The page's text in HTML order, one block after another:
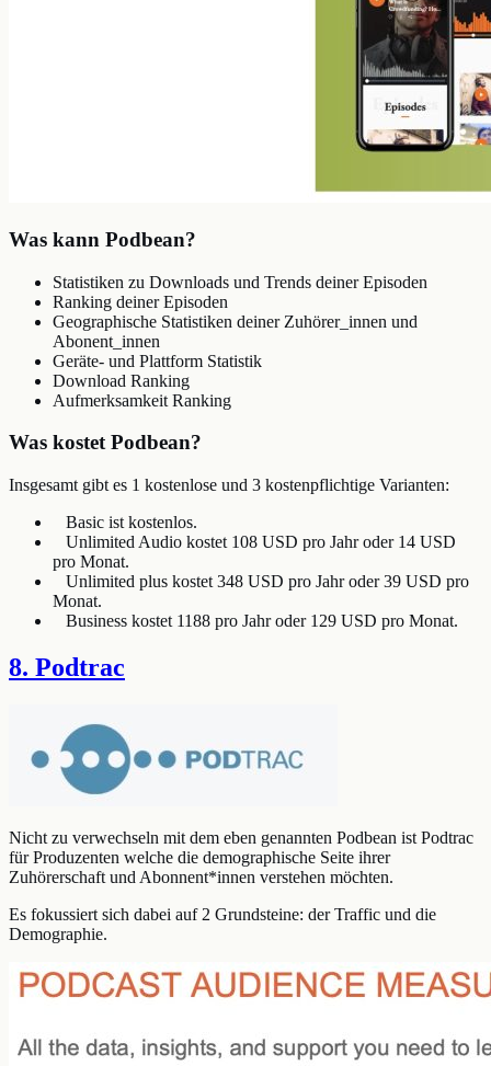
Was kann Podbean?
Statistiken zu Downloads und Trends deiner Episoden
Ranking deiner Episoden
Geographische Statistiken deiner Zuhörer_innen und
Abonent_innen
Geräte- und Plattform Statistik
Download Ranking
Aufmerksamkeit Ranking
Was kostet Podbean?
Insgesamt gibt es 1 kostenlose und 3 kostenpflichtige Varianten:
Basic ist kostenlos.
Unlimited Audio kostet 108 USD pro Jahr oder 14 USD
pro Monat.
Unlimited plus kostet 348 USD pro Jahr oder 39 USD pro
Monat.
Business kostet 1188 pro Jahr oder 129 USD pro Monat.
8. Podtrac
Nicht zu verwechseln mit dem eben genannten Podbean ist Podtrac
für Produzenten welche die demographische Seite ihrer
Zuhörerschaft und Abonnent*innen verstehen möchten.
Es fokussiert sich dabei auf 2 Grundsteine: der Traffic und die
Demographie.